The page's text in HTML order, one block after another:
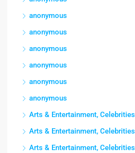
anonymous
anonymous
anonymous
anonymous
anonymous
anonymous
Arts & Entertainment, Celebrities
Arts & Entertainment, Celebrities
Arts & Entertainment, Celebrities